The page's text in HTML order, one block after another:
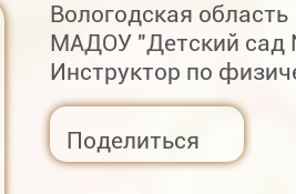
Вологодская область
МАДОУ "Детский сад
Инструктор по
Поделиться